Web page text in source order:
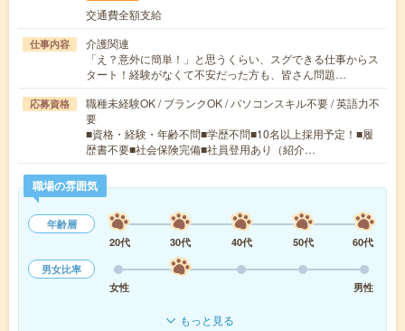
交通費全額支給
仕事内容
介護関連
「え？意外に簡単！」と思うくらい、スグできる仕事からス
タート！経験がなくて不安だった方も、皆さん問題…
応募資格
職種未経験OK / ブランクOK / パソコンスキル不要 / 英語力不
要
■資格・経験・年齢不問■学歴不問■10名以上採用予定！■履
歴書不要■社会保険完備■社員登用あり（紹介…
職場の雰囲気
年齢層
20代
30代 40代 50代
60代
男女比率
女性
男性
もっと見る